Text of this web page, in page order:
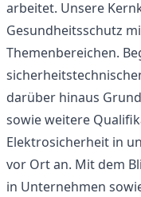
arbeitet. Unsere
Gesundheitsschutz
Themenbereichen.
darüber hinaus
sowie weitere
Elektrosicherheit in
vor Ort an. Mit dem
in Unternehmen